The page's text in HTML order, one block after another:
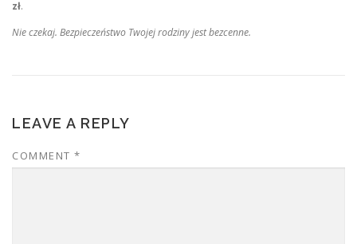
zł.
Nie czekaj. Bezpieczeństwo Twojej rodziny jest bezcenne.
LEAVE A REPLY
COMMENT *